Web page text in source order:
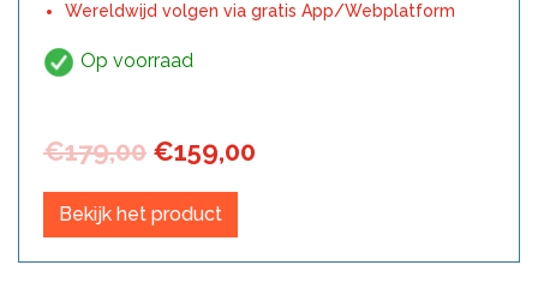
Wereldwijd volgen via gratis App/Webplatform
Op voorraad
€179,00 Oorspronkelijke
was:
€159,00
Bekijk het product